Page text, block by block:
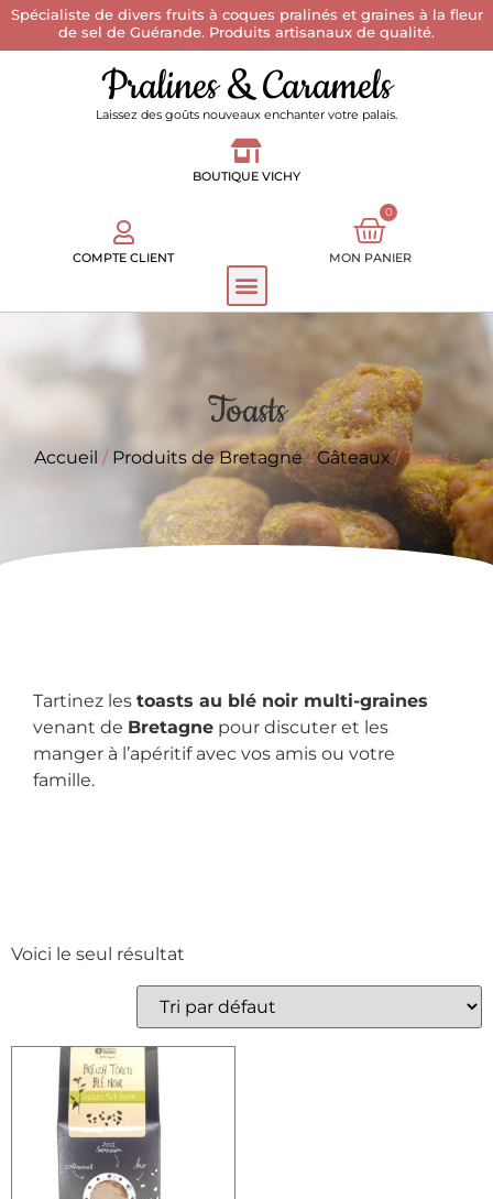
Spécialiste de divers fruits à coques pralinés et graines à la fleur
de sel de Guérande. Produits artisanaux de qualité.
Pralines & Caramels
Laissez des goûts nouveaux enchanter votre palais.
BOUTIQUE VICHY
COMPTE CLIENT
0
MON PANIER
Toasts
Accueil / Produits de Bretagne/Gâteaux/ Toasts
Tartinez les toasts au blé noir multi-graines
venant de Bretagne pour discuter et les
manger à l’apéritif avec vos amis ou votre
famille.
Voici le seul résultat